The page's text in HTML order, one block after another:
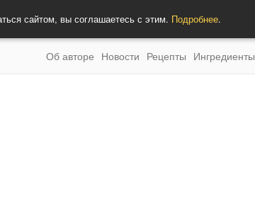
сайтом, вы соглашаетесь с этим. Подробнее.
Об авторе Новости Рецепты Ингредиенты